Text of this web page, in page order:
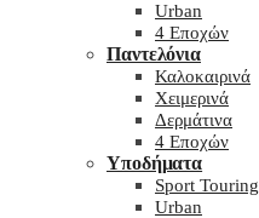
Urban
4 Εποχών
Παντελόνια
Καλοκαιρινά
Χειμερινά
Δερμάτινα
4 Εποχών
Υποδήματα
Sport Touring
Urban